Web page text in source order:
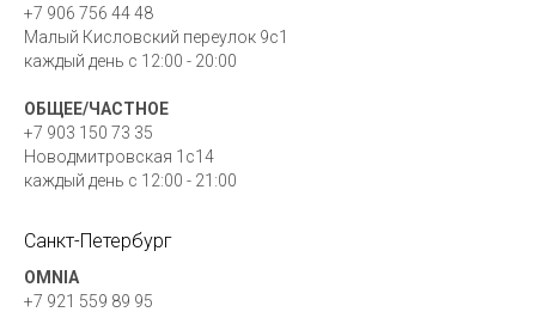
+7 906 756 44 48
Малый Кисловский переулок 9с1
каждый день с 12:00 - 20:00
ОБЩЕЕ/ЧАСТНОЕ
+7 903 150 73 35
Новодмитровская 1с14
каждый день c 12:00 - 21:00
Cанкт-Петербург
OMNIA
+7 921 559 89 95